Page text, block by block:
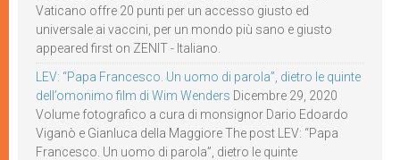
Vaticano offre 20 punti per un accesso giusto ed
universale ai vaccini, per un mondo più sano e giusto
appeared first on ZENIT - Italiano.
LEV: “Papa Francesco. Un uomo di parola”, dietro le quinte
dell’omonimo film di Wim Wenders Dicembre 29, 2020
Volume fotografico a cura di monsignor Dario Edoardo
Viganò e Gianluca della Maggiore The post LEV: “Papa
Francesco. Un uomo di parola”, dietro le quinte